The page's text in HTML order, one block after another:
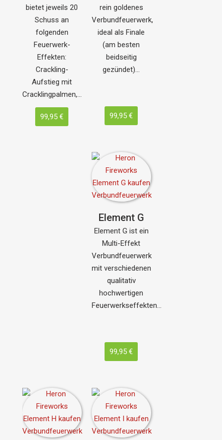
bietet jeweils 20
Schuss an
folgenden
Feuerwerk-
Effekten:
Crackling-
Aufstieg mit
Cracklingpalmen,…
99,95 €
rein goldenes
Verbundfeuerwerk,
ideal als Finale
(am besten
beidseitig
gezündet)…
99,95 €
Element G
Element G ist ein
Multi-Effekt
Verbundfeuerwerk
mit verschiedenen
qualitativ
hochwertigen
Feuerwerkseffekten…
99,95 €